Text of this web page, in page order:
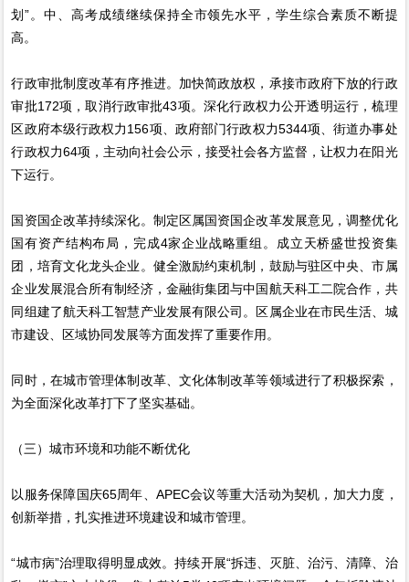
划”。中、高考成绩继续保持全市领先水平，学生综合素质不断提
高。
行政审批制度改革有序推进。加快简政放权，承接市政府下放的行政
审批172项，取消行政审批43项。深化行政权力公开透明运行，梳理
区政府本级行政权力156项、政府部门行政权力5344项、街道办事处
行政权力64项，主动向社会公示，接受社会各方监督，让权力在阳光
下运行。
国资国企改革持续深化。制定区属国资国企改革发展意见，调整优化
国有资产结构布局，完成4家企业战略重组。成立天桥盛世投资集
团，培育文化龙头企业。健全激励约束机制，鼓励与驻区中央、市属
企业发展混合所有制经济，金融街集团与中国航天科工二院合作，共
同组建了航天科工智慧产业发展有限公司。区属企业在市民生活、城
市建设、区域协同发展等方面发挥了重要作用。
同时，在城市管理体制改革、文化体制改革等领域进行了积极探索，
为全面深化改革打下了坚实基础。
（三）城市环境和功能不断优化
以服务保障国庆65周年、APEC会议等重大活动为契机，加大力度，
创新举措，扎实推进环境建设和城市管理。
“城市病”治理取得明显成效。持续开展“拆违、灭脏、治污、清障、治